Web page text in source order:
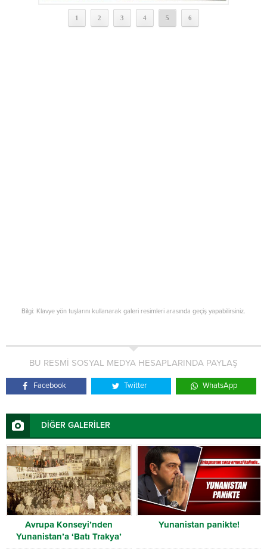
1 2 3 4 5 6
Bilgi: Klavye yön tuşlarını kullanarak galeri resimleri arasında geçiş yapabilirsiniz.
BU RESMİ SOSYAL MEDYA HESAPLARINDA PAYLAŞ
Facebook Twitter WhatsApp
DİĞER GALERİLER
Avrupa Konseyi’nden
Yunanistan’a ‘Batı Trakya’
uyarısı
Yunanistan panikte!